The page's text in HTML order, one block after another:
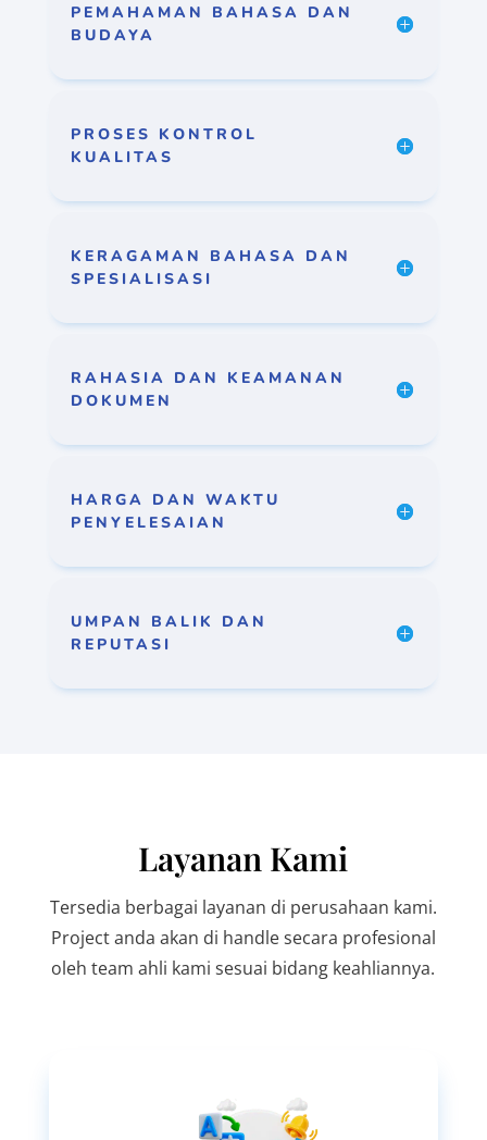
PEMAHAMAN BAHASA DAN
BUDAYA
PROSES KONTROL
KUALITAS
KERAGAMAN BAHASA DAN
SPESIALISASI
RAHASIA DAN KEAMANAN
DOKUMEN
HARGA DAN WAKTU
PENYELESAIAN
UMPAN BALIK DAN
REPUTASI
Layanan Kami
Tersedia berbagai layanan di perusahaan kami.
Project anda akan di handle secara profesional
oleh team ahli kami sesuai bidang keahliannya.